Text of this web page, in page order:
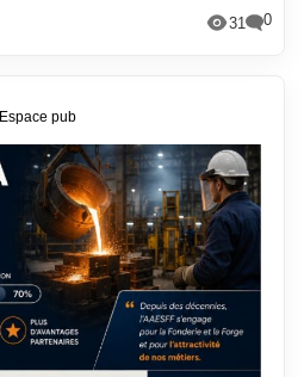
31 0
Espace pub